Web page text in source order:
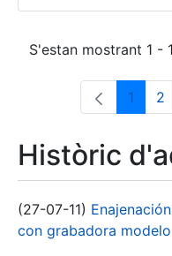
S'estan mostrant 1 -
Pàgina
1 2
Històric
(27-07-11)
con grabadora